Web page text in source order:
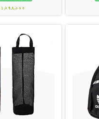
1,098,000 تومان